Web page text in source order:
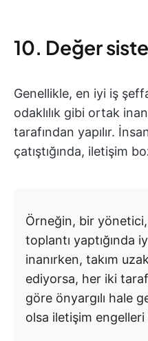
10. Değer
Genellikle, en iyi iş
odaklılık gibi ortak
tarafından yapılır.
çatıştığında, iletişim
Örneğin, bir yönetici,
toplantı yaptığında
inanırken, takım
ediyorsa, her iki
göre önyargılı hale
olsa iletişim